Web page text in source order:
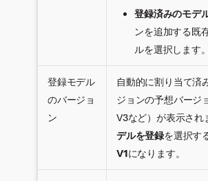
登録済みのモデ
ンを追加する既
ルを選択します。
登録モデル
のバージョ
ン
自動的に割り当て済
ジョンの予想バージ
V3など）が表示され
デルを登録を選択す
V1になります。